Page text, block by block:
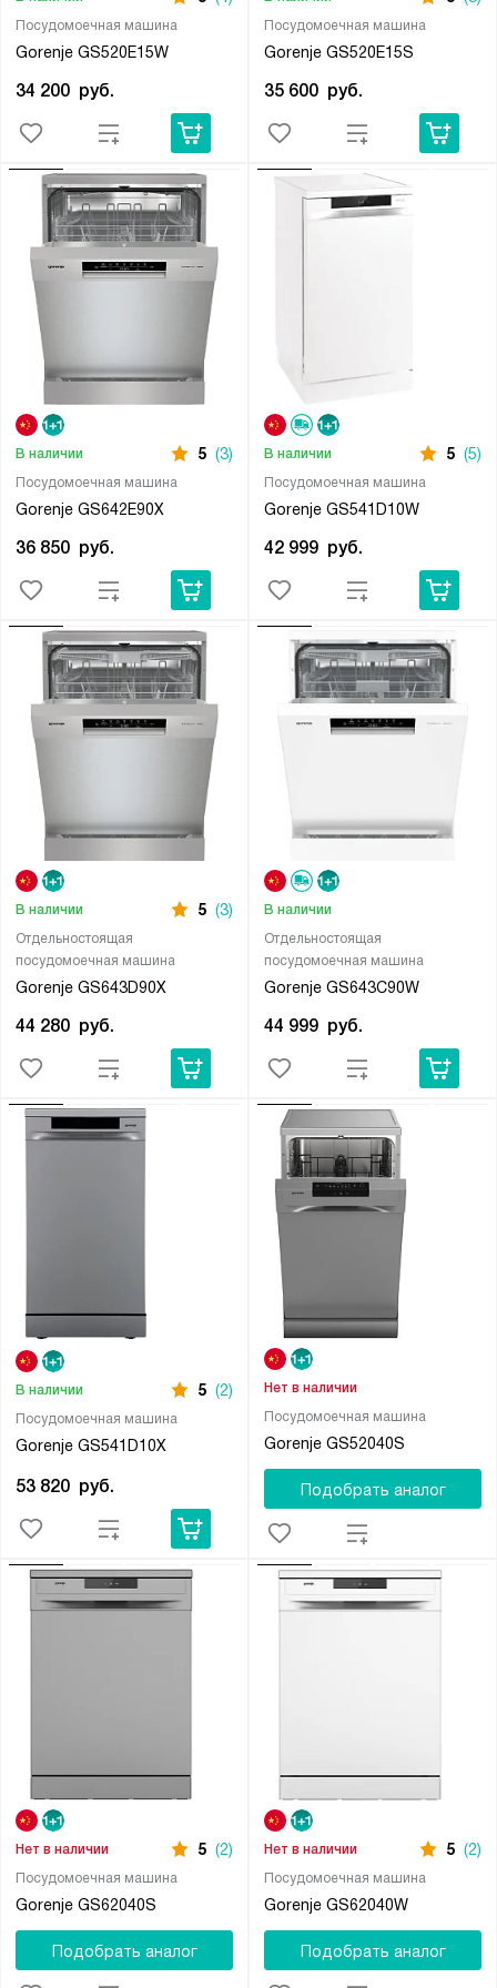
Посудомоечная машина
Gorenje GS520E15W
34 200 руб.
Посудомоечная машина
Gorenje GS520E15S
35 600 руб.
Посудомоечная машина
Gorenje GS642E90X
В наличии 5 (3)
36 850 руб.
Посудомоечная машина
Gorenje GS541D10W
В наличии 5 (5)
42 999 руб.
Отдельностоящая
посудомоечная машина
Gorenje GS643D90X
В наличии 5 (3)
44 280 руб.
Отдельностоящая
посудомоечная машина
Gorenje GS643C90W
В наличии
44 999 руб.
Посудомоечная машина
Gorenje GS541D10X
В наличии 5 (2)
53 820 руб.
Посудомоечная машина
Gorenje GS52040S
Нет в наличии
Подобрать аналог
Посудомоечная машина
Gorenje GS62040S
Нет в наличии 5 (2)
Подобрать аналог
Посудомоечная машина
Gorenje GS62040W
Нет в наличии 5 (2)
Подобрать аналог